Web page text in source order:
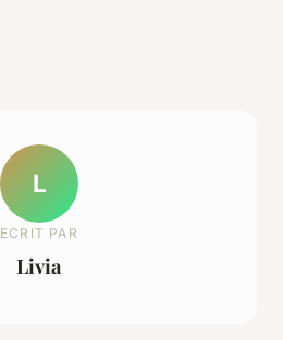
L
ECRIT PAR
Livia